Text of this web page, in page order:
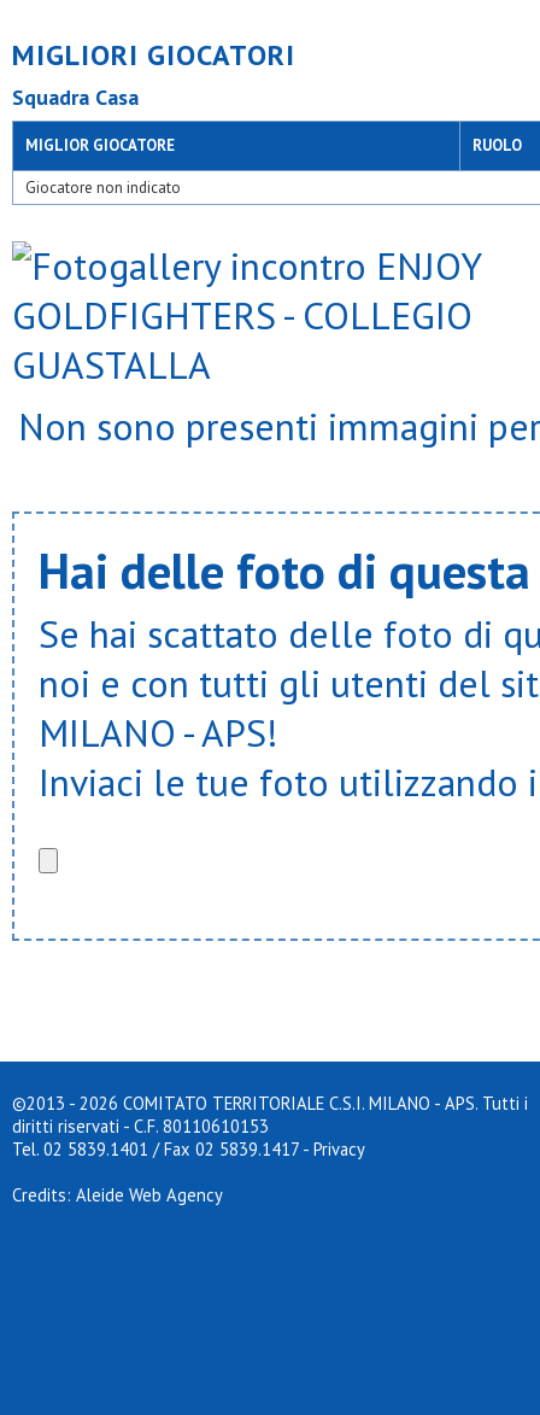
MIGLIORI GIOCATORI
Squadra Casa
MIGLIOR GIOCATORE RUOLO
Giocatore non indicato
Non sono presenti immagini
Hai delle foto di
Se hai scattato delle foto di
noi e con tutti gli utenti del sito
MILANO - APS!
Inviaci le tue foto utilizzando
©2013 - 2026 COMITATO TERRITORIALE C.S.I. MILANO - APS. Tutti i
diritti riservati - C.F. 80110610153
Tel. 02 5839.1401 / Fax 02 5839.1417 - Privacy
Credits: Aleide Web Agency